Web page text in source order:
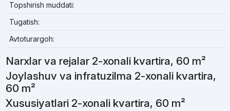
Topshirish muddati:
Tugatish:
Avtoturargoh:
Narxlar va rejalar 2-xonali kvartira, 60 m²
Joylashuv va infratuzilma 2-xonali kvartira,
60 m²
Xususiyatlari 2-xonali kvartira, 60 m²